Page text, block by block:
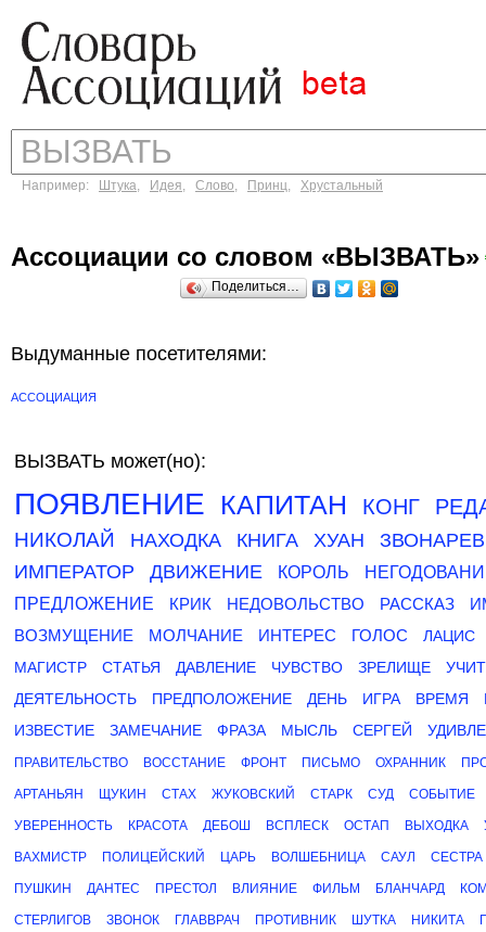
Например: Штука, Идея, Слово, Принц, Хрустальный
Ассоциации со словом «ВЫЗВАТЬ»
Поделиться…
Выдуманные посетителями:
АССОЦИАЦИЯ
ВЫЗВАТЬ может(но):
ПОЯВЛЕНИЕ КАПИТАН КОНГ
НИКОЛАЙ НАХОДКА КНИГА ХУАН
ЗВОНАРЕВ
ИМПЕРАТОР
ДВИЖЕНИЕ КОРОЛЬ
ПРЕДЛОЖЕНИЕ
КРИК НЕДОВОЛЬСТВО РАССКАЗ
ВОЗМУЩЕНИЕ
МОЛЧАНИЕ ИНТЕРЕС ГОЛОС
ЛАЦИС
МАГИСТР
СТАТЬЯ ДАВЛЕНИЕ ЧУВСТВО ЗРЕЛИЩЕ
ДЕЯТЕЛЬНОСТЬ
ПРЕДПОЛОЖЕНИЕ ДЕНЬ ИГРА ВРЕМЯ
ИЗВЕСТИЕ
ЗАМЕЧАНИЕ ФРАЗА МЫСЛЬ СЕРГЕЙ
ПРАВИТЕЛЬСТВО ВОССТАНИЕ ФРОНТ ПИСЬМО ОХРАННИК
АРТАНЬЯН ЩУКИН СТАХ ЖУКОВСКИЙ СТАРК СУД СОБЫТИЕ
УВЕРЕННОСТЬ КРАСОТА ДЕБОШ ВСПЛЕСК ОСТАП ВЫХОДКА
ВАХМИСТР ПОЛИЦЕЙСКИЙ ЦАРЬ ВОЛШЕБНИЦА САУЛ СЕСТРА
ПУШКИН ДАНТЕС ПРЕСТОЛ ВЛИЯНИЕ ФИЛЬМ БЛАНЧАРД
СТЕРЛИГОВ ЗВОНОК ГЛАВВРАЧ ПРОТИВНИК ШУТКА НИКИТА